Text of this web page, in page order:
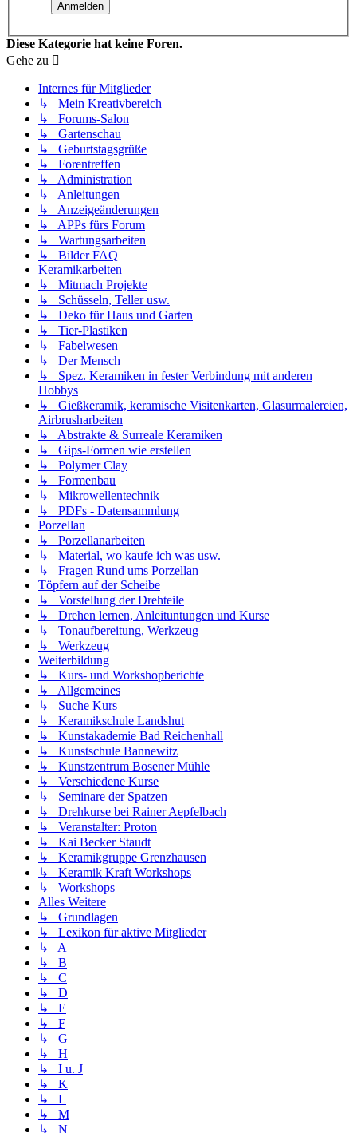
Diese Kategorie hat keine Foren.
Gehe zu
Internes für Mitglieder
↳ Mein Kreativbereich
↳ Forums-Salon
↳ Gartenschau
↳ Geburtstagsgrüße
↳ Forentreffen
↳ Administration
↳ Anleitungen
↳ Anzeigeänderungen
↳ APPs fürs Forum
↳ Wartungsarbeiten
↳ Bilder FAQ
Keramikarbeiten
↳ Mitmach Projekte
↳ Schüsseln, Teller usw.
↳ Deko für Haus und Garten
↳ Tier-Plastiken
↳ Fabelwesen
↳ Der Mensch
↳ Spez. Keramiken in fester Verbindung mit anderen
Hobbys
↳ Gießkeramik, keramische Visitenkarten, Glasurmalereien,
Airbrusharbeiten
↳ Abstrakte & Surreale Keramiken
↳ Gips-Formen wie erstellen
↳ Polymer Clay
↳ Formenbau
↳ Mikrowellentechnik
↳ PDFs - Datensammlung
Porzellan
↳ Porzellanarbeiten
↳ Material, wo kaufe ich was usw.
↳ Fragen Rund ums Porzellan
Töpfern auf der Scheibe
↳ Vorstellung der Drehteile
↳ Drehen lernen, Anleituntungen und Kurse
↳ Tonaufbereitung, Werkzeug
↳ Werkzeug
Weiterbildung
↳ Kurs- und Workshopberichte
↳ Allgemeines
↳ Suche Kurs
↳ Keramikschule Landshut
↳ Kunstakademie Bad Reichenhall
↳ Kunstschule Bannewitz
↳ Kunstzentrum Bosener Mühle
↳ Verschiedene Kurse
↳ Seminare der Spatzen
↳ Drehkurse bei Rainer Aepfelbach
↳ Veranstalter: Proton
↳ Kai Becker Staudt
↳ Keramikgruppe Grenzhausen
↳ Keramik Kraft Workshops
↳ Workshops
Alles Weitere
↳ Grundlagen
↳ Lexikon für aktive Mitglieder
↳ A
↳ B
↳ C
↳ D
↳ E
↳ F
↳ G
↳ H
↳ I u. J
↳ K
↳ L
↳ M
↳ N